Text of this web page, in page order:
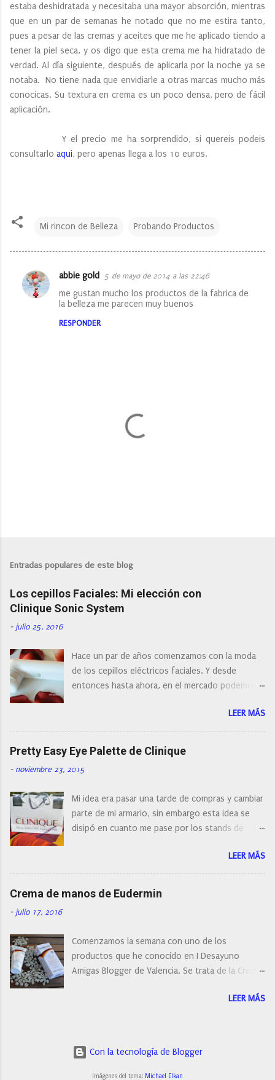
estaba deshidratada y necesitaba una mayor absorción, mientras
que en un par de semanas he notado que no me estira tanto,
pues a pesar de las cremas y aceites que me he aplicado tiendo a
tener la piel seca, y os digo que esta crema me ha hidratado de
verdad. Al día siguiente, después de aplicarla por la noche ya se
notaba. No tiene nada que envidiarle a otras marcas mucho más
conocicas. Su textura en crema es un poco densa, pero de fácil
aplicación.
Y el precio me ha sorprendido, si quereis podeis
consultarlo aqui, pero apenas llega a los 10 euros.
Mi rincon de Belleza Probando Productos
C
abbie gold 5 de mayo de 2014 a las 22:46
me gustan mucho los productos de la fabrica de
la belleza me parecen muy buenos
RESPONDER
l
a
r
u
n
o
m
e
n
t
a
o
Entradas populares de este blog
Los cepillos Faciales: Mi elección con
Clinique Sonic System
- julio 25, 2016
Hace un par de años comenzamos con la moda
de los cepillos eléctricos faciales. Y desde
entonces hasta ahora, en el mercado podemos
con diferentes características, a pilas, a batería,
cepillos de rotación o de oscilación... y
naturalmente de todos los precios. Existe en la
actualidad tal variedad, que antes de hacer la
compra debemos de hacernos unas preguntas:
post os voy a dar mi opinión de porque elegí mi
cepillo facial de Clinique
LEER MÁS
Pretty Easy Eye Palette de Clinique
- noviembre 23, 2015
Mi idea era pasar una tarde de compras y cambiar
parte de mi armario, sin embargo esta idea se
disipó en cuanto me pase por los stands de
resistirse a esta paleta de colores de Clinique.
LEER MÁS
Crema de manos de Eudermin
- julio 17, 2016
Comenzamos la semana con uno de los
productos que he conocido en I Desayuno
Amigas Blogger de Valencia. Se trata de la Crema
manos para utilizar tanto en verano como en
LEER MÁS
Con la tecnología de Blogger
Imágenes del tema: Michael Elkan